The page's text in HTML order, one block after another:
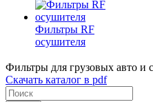
Фильтры RF
осушителя
Фильтры для грузовых авто и
Скачать каталог в pdf